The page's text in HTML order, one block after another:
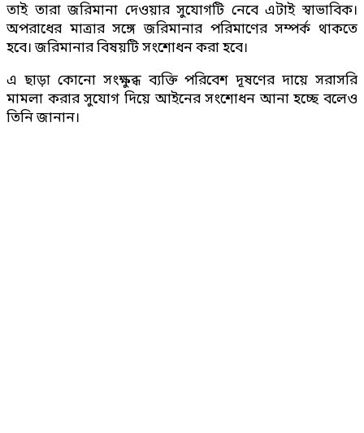
তাই তারা জরিমানা দেওয়ার সুযোগটি নেবে এটাই স্বাভাবিক।
অপরাধের মাত্রার সঙ্গে জরিমানার পরিমাণের সম্পর্ক থাকতে
হবে। জরিমানার বিষয়টি সংশোধন করা হবে।
এ ছাড়া কোনো সংক্ষুব্ধ ব্যক্তি পরিবেশ দূষণের দায়ে সরাসরি
মামলা করার সুযোগ দিয়ে আইনের সংশোধন আনা হচ্ছে বলেও
তিনি জানান।